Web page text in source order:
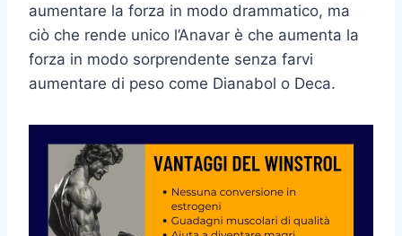
aumentare la forza in modo drammatico, ma
ciò che rende unico l’Anavar è che aumenta la
forza in modo sorprendente senza farvi
aumentare di peso come Dianabol o Deca.